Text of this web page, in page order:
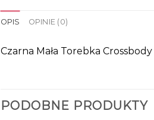
OPIS OPINIE (0)
Czarna Mała Torebka
PODOBNE PRODUKTY